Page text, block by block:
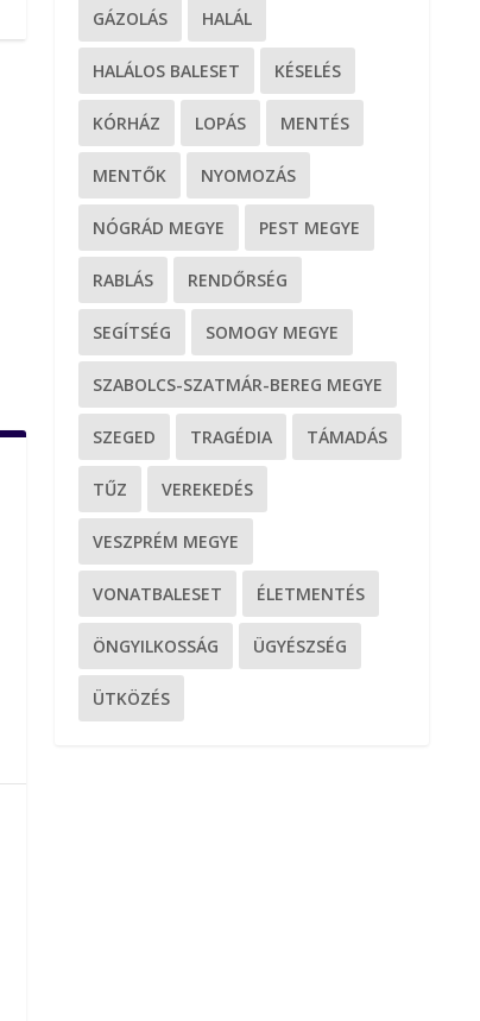
GÁZOLÁS HALÁL
HALÁLOS BALESET KÉSELÉS
KÓRHÁZ LOPÁS MENTÉS
MENTŐK NYOMOZÁS
NÓGRÁD MEGYE PEST MEGYE
RABLÁS RENDŐRSÉG
SEGÍTSÉG SOMOGY MEGYE
SZABOLCS-SZATMÁR-BEREG MEGYE
SZEGED TRAGÉDIA TÁMADÁS
TŰZ VEREKEDÉS
VESZPRÉM MEGYE
VONATBALESET ÉLETMENTÉS
ÖNGYILKOSSÁG ÜGYÉSZSÉG
ÜTKÖZÉS